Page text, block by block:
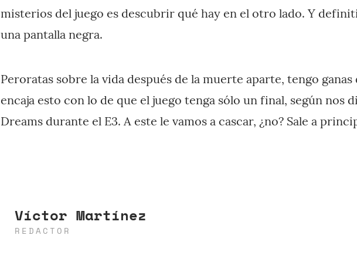
misterios del juego es descubrir qué hay en el otro lado. Y
una pantalla negra.
Peroratas sobre la vida después de la muerte aparte, tengo
encaja esto con lo de que el juego tenga sólo un final, según nos
Dreams durante el E3. A este le vamos a cascar, ¿no? Sale a
Víctor Martínez
REDACTOR